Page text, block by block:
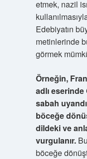
etmek, nazil
Edebiyatın
metinlerinde
görmek
Örneğin,
adlı eserinde
sabah
böceğe
dildeki ve
vurgulanır.
böceğe